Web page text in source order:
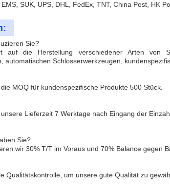
SUK, UPS, DHL, FedEx, TNT, China Post, HK
Sie?
die Herstellung verschiedener Arten von
automatischen Schlosserwerkzeugen,
MOQ für kundenspezifische Produkte 500 Stück.
Lieferzeit 7 Werktage nach Eingang der
Sie?
wir 30% T/T im Voraus und 70% Balance gegen
Qualitätskontrolle, um unsere gute Qualität zu